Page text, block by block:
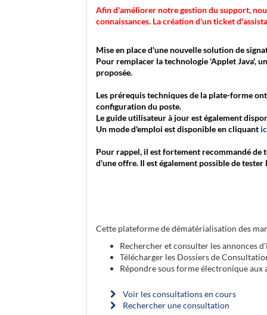
Afin d'améliorer notre gestion du support,
connaissances. La création d'un ticket
Mise en place d'une nouvelle solution de
Pour remplacer la technologie 'Applet Java',
proposée.
Les prérequis techniques de la plate-forme
configuration du poste.
Le guide utilisateur à jour est également
Un mode d'emploi est disponible en cliquant
Pour rappel, il est fortement recommandé de
d'une offre. Il est également possible de
Cette plateforme de dématérialisation des
Rechercher et consulter les
Télécharger les Dossiers de
Répondre sous forme électronique aux
Voir les consultations en cours
Rechercher une consultation